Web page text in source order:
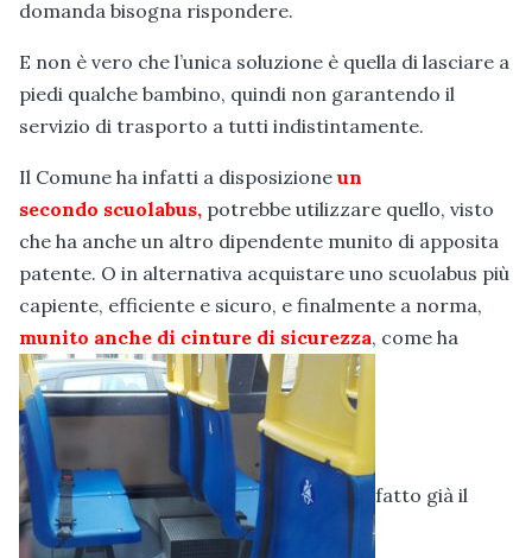
domanda bisogna rispondere.
E non è vero che l’unica soluzione è quella di lasciare a
piedi qualche bambino, quindi non garantendo il
servizio di trasporto a tutti indistintamente.
Il Comune ha infatti a disposizioneun
secondo scuolabus, potrebbe utilizzare quello, visto
che ha anche un altro dipendente munito di apposita
patente. O in alternativa acquistare uno scuolabus più
capiente, efficiente e sicuro, e finalmente a norma,
munito anche di cinture di sicurezza, come ha
fatto già il